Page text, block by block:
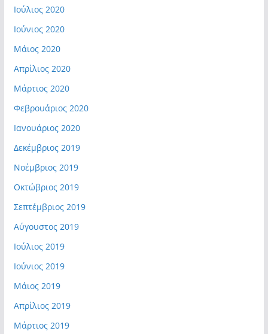
Ιούλιος 2020
Ιούνιος 2020
Μάιος 2020
Απρίλιος 2020
Μάρτιος 2020
Φεβρουάριος 2020
Ιανουάριος 2020
Δεκέμβριος 2019
Νοέμβριος 2019
Οκτώβριος 2019
Σεπτέμβριος 2019
Αύγουστος 2019
Ιούλιος 2019
Ιούνιος 2019
Μάιος 2019
Απρίλιος 2019
Μάρτιος 2019